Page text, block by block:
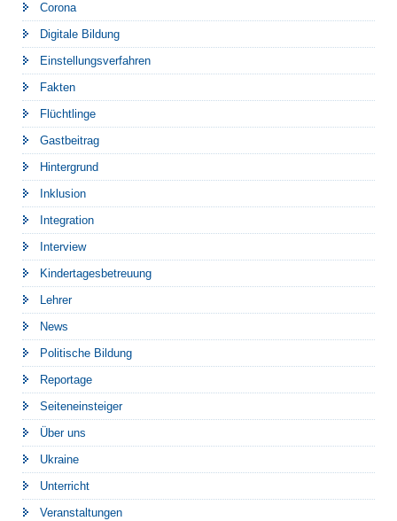
Corona
Digitale Bildung
Einstellungsverfahren
Fakten
Flüchtlinge
Gastbeitrag
Hintergrund
Inklusion
Integration
Interview
Kindertagesbetreuung
Lehrer
News
Politische Bildung
Reportage
Seiteneinsteiger
Über uns
Ukraine
Unterricht
Veranstaltungen